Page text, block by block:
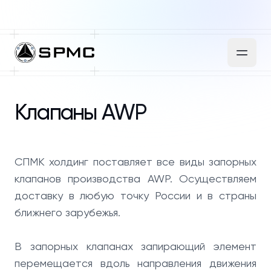
Клапаны AWP
СПМК холдинг поставляет все виды запорных
клапанов производства AWP. Осуществляем
доставку в любую точку России и в страны
ближнего зарубежья.
В запорных клапанах запирающий элемент
перемещается вдоль направления движения